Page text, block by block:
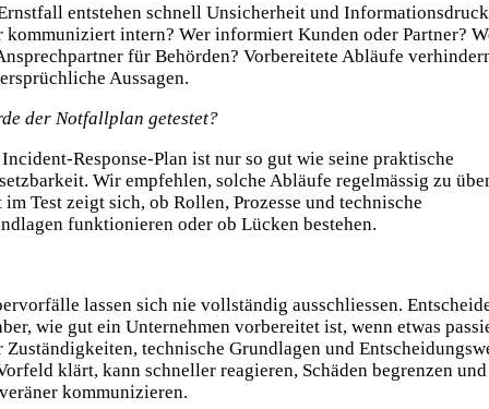
entstehen schnell Unsicherheit und
kommuniziert intern? Wer informiert Kunden oder Partner?
für Behörden? Vorbereitete Abläufe
Aussagen.
der Notfallplan getestet?
Response-Plan ist nur so gut wie seine praktische
Wir empfehlen, solche Abläufe regelmässig zu
im Test zeigt sich, ob Rollen, Prozesse und technische
funktionieren oder ob Lücken bestehen.
lassen sich nie vollständig ausschliessen.
wie gut ein Unternehmen vorbereitet ist, wenn etwas
Zuständigkeiten, technische Grundlagen und
klärt, kann schneller reagieren, Schäden begrenzen und
kommunizieren.